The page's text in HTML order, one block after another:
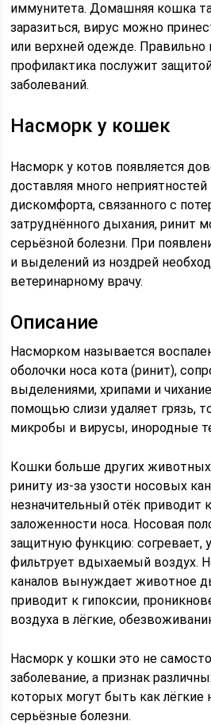
иммунитета. Домашняя кошка
заразиться, вирус можно
или верхней одежде. Правильно
профилактика послужит
заболеваний.
Насморк у кошек
Насморк у котов появляется
доставляя много
дискомфорта, связанного с
затруднённого дыхания, ринит
серьёзной болезни. При
и выделений из ноздрей
ветеринарному врачу.
Описание
Насморком называется
оболочки носа кота (ринит),
выделениями, хрипами и
помощью слизи удаляет грязь,
микробы и вирусы, инородные
Кошки больше других
риниту из-за узости носовых
незначительный отёк приводит
заложенности носа. Носовая
защитную функцию: согревает,
фильтрует вдыхаемый воздух.
каналов вынуждает животное
приводит к гипоксии,
воздуха в лёгкие,
Насморк у кошки это не
заболевание, а признак
которых могут быть как лёгкие
серьёзные болезни.